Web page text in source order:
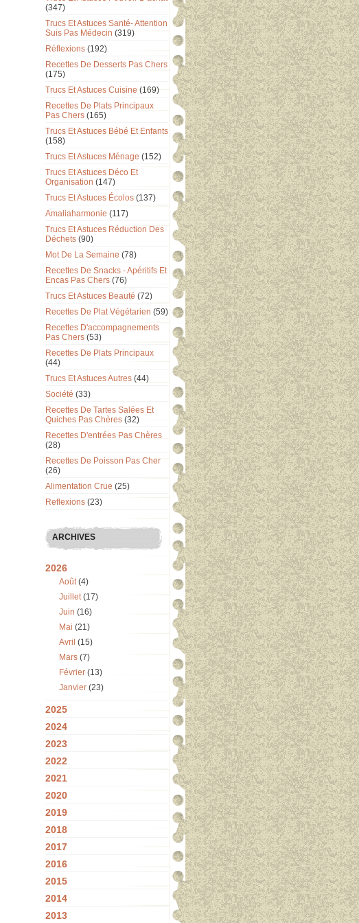
(347)
Trucs Et Astuces Santé- Attention
Suis Pas Médecin (319)
Réflexions (192)
Recettes De Desserts Pas Chers
(175)
Trucs Et Astuces Cuisine (169)
Recettes De Plats Principaux
Pas Chers (165)
Trucs Et Astuces Bébé Et Enfants
(158)
Trucs Et Astuces Ménage (152)
Trucs Et Astuces Déco Et
Organisation (147)
Trucs Et Astuces Écolos (137)
Amaliaharmonie (117)
Trucs Et Astuces Réduction Des
Déchets (90)
Mot De La Semaine (78)
Recettes De Snacks - Apéritifs Et
Encas Pas Chers (76)
Trucs Et Astuces Beauté (72)
Recettes De Plat Végétarien (59)
Recettes D'accompagnements
Pas Chers (53)
Recettes De Plats Principaux
(44)
Trucs Et Astuces Autres (44)
Société (33)
Recettes De Tartes Salées Et
Quiches Pas Chères (32)
Recettes D'entrées Pas Chères
(28)
Recettes De Poisson Pas Cher
(26)
Alimentation Crue (25)
Reflexions (23)
ARCHIVES
2026
Août(4)
Juillet(17)
Juin (16)
Mai (21)
Avril (15)
Mars (7)
Février (13)
Janvier (23)
2025
2024
2023
2022
2021
2020
2019
2018
2017
2016
2015
2014
2013